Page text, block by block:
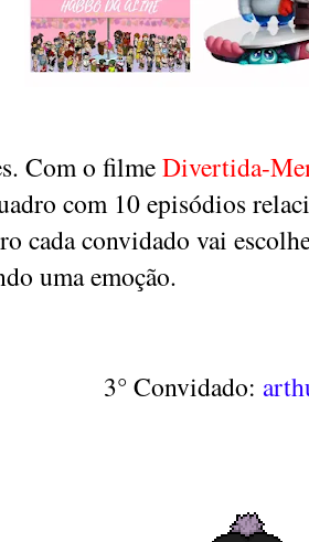
Com o filmeDivertida-
com 10 episódios
cada convidado vai
uma emoção.
3° Convidado: